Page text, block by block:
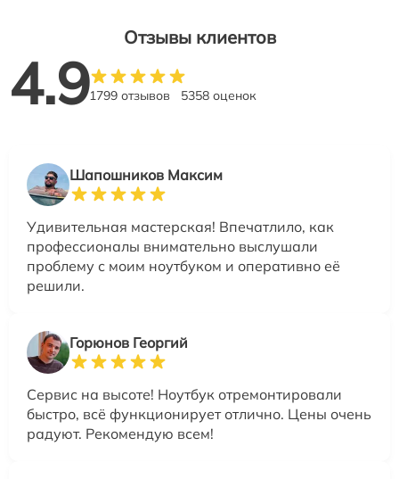
Отзывы клиентов
4.91799 отзывов 5358 оценок
Шапошников Максим
Удивительная мастерская! Впечатлило, как
профессионалы внимательно выслушали
проблему с моим ноутбуком и оперативно её
решили.
Горюнов Георгий
Сервис на высоте! Ноутбук отремонтировали
быстро, всё функционирует отлично. Цены очень
радуют. Рекомендую всем!